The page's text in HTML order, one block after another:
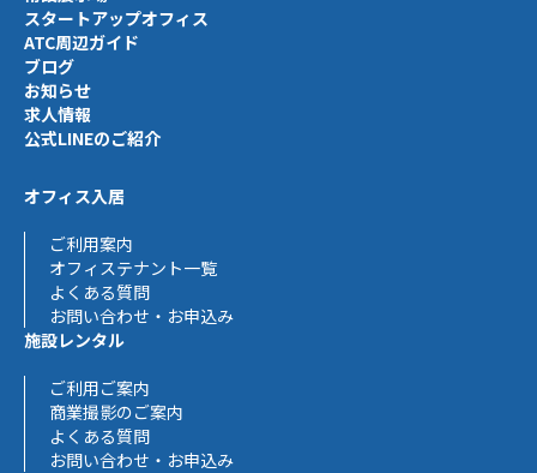
スタートアップオフィス
ATC周辺ガイド
ブログ
お知らせ
求人情報
公式LINEのご紹介
オフィス入居
ご利用案内
オフィステナント一覧
よくある質問
お問い合わせ・お申込み
施設レンタル
ご利用ご案内
商業撮影のご案内
よくある質問
お問い合わせ・お申込み